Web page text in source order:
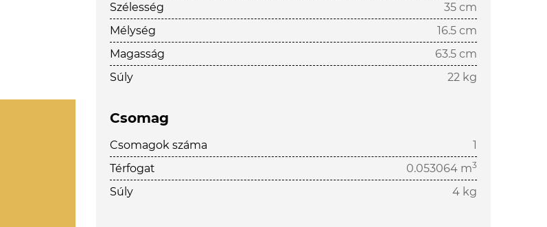
Szélesség
35 cm
Mélység
16.5 cm
Magasság
63.5 cm
Súly
22 kg
Csomag
Csomagok száma
1
Térfogat
0.053064 m3
Súly 4 kg